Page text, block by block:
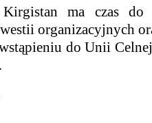
Kirgistan ma czas
organizacyjnych
do Unii